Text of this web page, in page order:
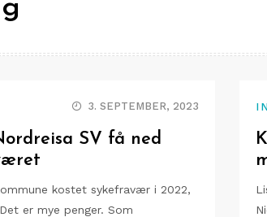
3. SEPTEMBER, 2023
SV få ned
kostet sykefravær i 2022,
er mye penger. Som